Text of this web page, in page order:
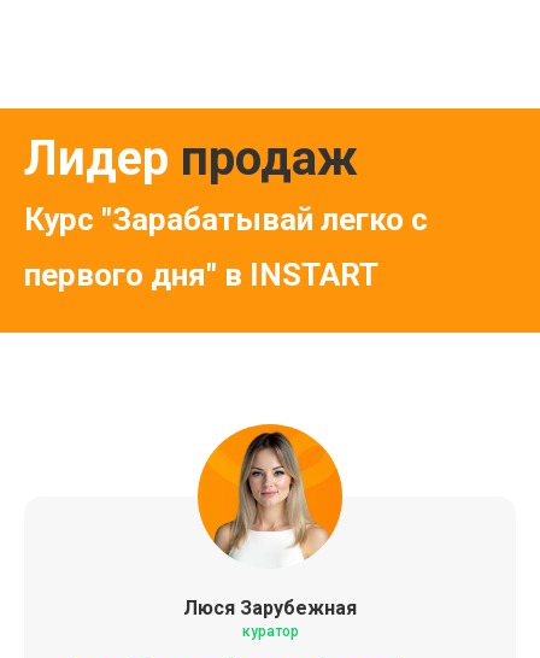
Лидер продаж
Курс "Зарабатывай легко с
первого дня" в INSTART
Люся Зарубежная
куратор